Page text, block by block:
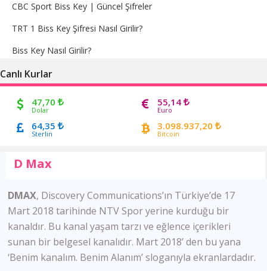
CBC Sport Biss Key | Güncel Şifreler
TRT 1 Biss Key Şifresi Nasıl Girilir?
Biss Key Nasıl Girilir?
Canlı Kurlar
47,70
Dolar
55,14
Euro
64,35
Sterlin
3.098.937,20
Bitcoin
D Max
DMAX, Discovery Communications’ın Türkiye’de 17
Mart 2018 tarihinde NTV Spor yerine kurduğu bir
kanaldır. Bu kanal yaşam tarzı ve eğlence içerikleri
sunan bir belgesel kanalıdır. Mart 2018’ den bu yana
‘Benim kanalım. Benim Alanım’ sloganıyla ekranlardadır.